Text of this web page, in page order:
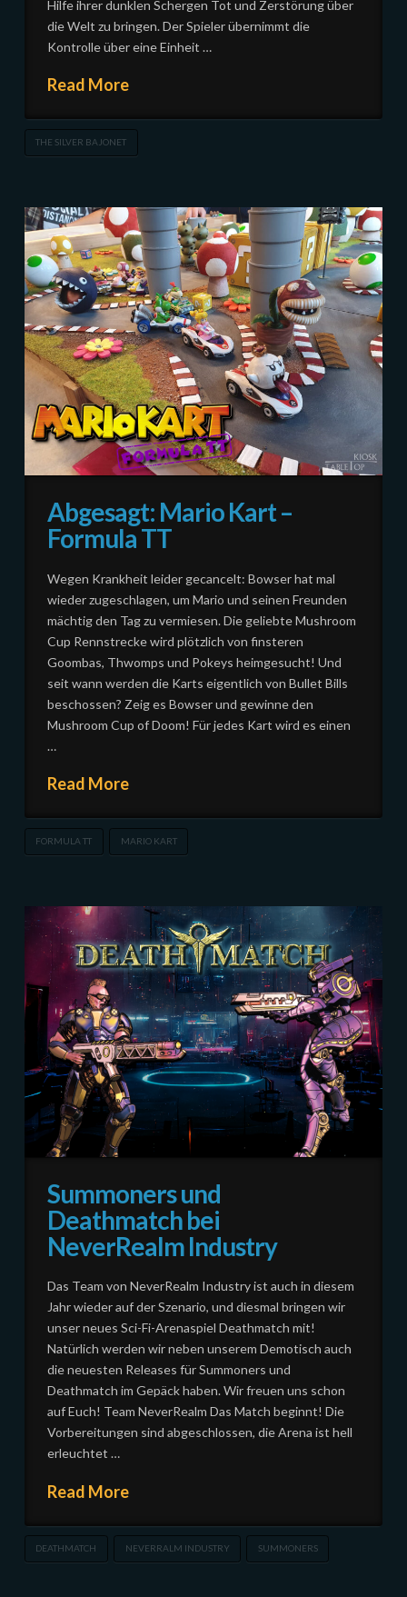
Hilfe ihrer dunklen Schergen Tot und Zerstörung über
die Welt zu bringen. Der Spieler übernimmt die
Kontrolle über eine Einheit …
Read More
THE SILVER BAJONET
Abgesagt: Mario Kart –
Formula TT
Wegen Krankheit leider gecancelt: Bowser hat mal
wieder zugeschlagen, um Mario und seinen Freunden
mächtig den Tag zu vermiesen. Die geliebte Mushroom
Cup Rennstrecke wird plötzlich von finsteren
Goombas, Thwomps und Pokeys heimgesucht! Und
seit wann werden die Karts eigentlich von Bullet Bills
beschossen? Zeig es Bowser und gewinne den
Mushroom Cup of Doom! Für jedes Kart wird es einen
…
Read More
FORMULA TT MARIO KART
Summoners und
Deathmatch bei
NeverRealm Industry
Das Team von NeverRealm Industry ist auch in diesem
Jahr wieder auf der Szenario, und diesmal bringen wir
unser neues Sci-Fi-Arenaspiel Deathmatch mit!
Natürlich werden wir neben unserem Demotisch auch
die neuesten Releases für Summoners und
Deathmatch im Gepäck haben. Wir freuen uns schon
auf Euch! Team NeverRealm Das Match beginnt! Die
Vorbereitungen sind abgeschlossen, die Arena ist hell
erleuchtet …
Read More
DEATHMATCH NEVERRALM INDUSTRY SUMMONERS